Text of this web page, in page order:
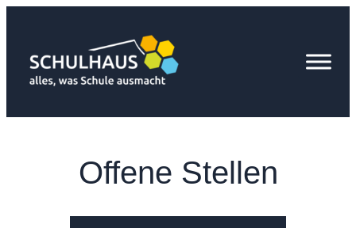
springen
Offene Stellen